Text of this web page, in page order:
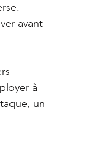
avant
à
un